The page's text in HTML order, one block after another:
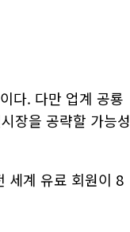
다. 다만 업계 공룡
장을 공략할 가능성
세계 유료 회원이 8